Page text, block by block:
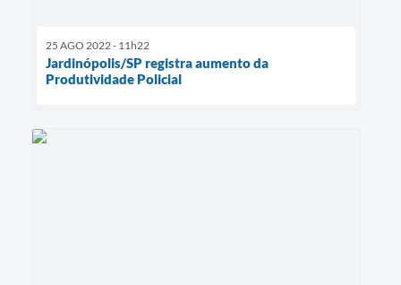
25 AGO 2022 - 11h22
Jardinópolis/SP registra aumento da
Produtividade Policial